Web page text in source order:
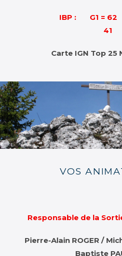
IBP : G1 =
41
Carte IGN Top 25
VOS
Responsable de la
Pierre-Alain ROGER /
Baptiste